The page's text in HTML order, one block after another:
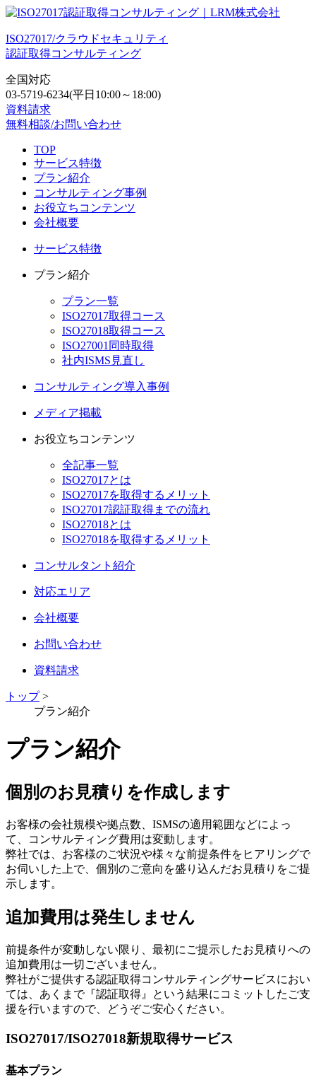
ISO27017/クラウドセキュリティ
認証取得コンサルティング
全国対応
03-5719-6234(平日10:00～18:00)
資料請求
無料相談/お問い合わせ
TOP
サービス特徴
プラン紹介
コンサルティング事例
お役立ちコンテンツ
会社概要
サービス特徴
プラン紹介
プラン一覧
ISO27017取得コース
ISO27018取得コース
ISO27001同時取得
社内ISMS見直し
コンサルティング導入事例
メディア掲載
お役立ちコンテンツ
全記事一覧
ISO27017とは
ISO27017を取得するメリット
ISO27017認証取得までの流れ
ISO27018とは
ISO27018を取得するメリット
コンサルタント紹介
対応エリア
会社概要
お問い合わせ
資料請求
トップ>
プラン紹介
プラン紹介
個別のお見積りを作成します
お客様の会社規模や拠点数、ISMSの適用範囲などによっ
て、コンサルティング費用は変動します。
弊社では、お客様のご状況や様々な前提条件をヒアリングで
お伺いした上で、個別のご意向を盛り込んだお見積りをご提
示します。
追加費用は発生しません
前提条件が変動しない限り、最初にご提示したお見積りへの
追加費用は一切ございません。
弊社がご提供する認証取得コンサルティングサービスにおい
ては、あくまで『認証取得』という結果にコミットしたご支
援を行いますので、どうぞご安心ください。
ISO27017/ISO27018新規取得サービス
基本プラン